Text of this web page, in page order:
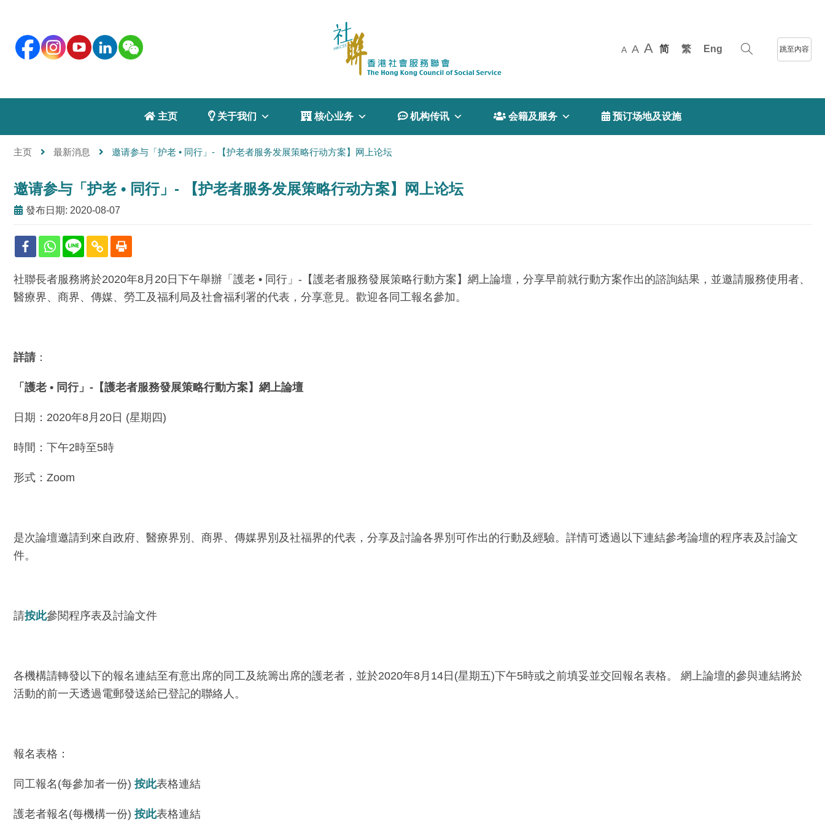
A A A 简 繁 Eng 跳至內容
 主页  关于我们  核心业务  机构传讯  会籍及服务  预订场地及设施
主页 最新消息 邀请参与「护老 • 同行」- 【护老者服务发展策略行动方案】网上论坛
邀请参与「护老 • 同行」- 【护老者服务发展策略行动方案】网上论坛
發布日期: 2020-08-07
社聯長者服務將於2020年8月20日下午舉辦「護老 • 同行」-【護老者服務發展策略行動方案】網上論壇，分享早前就行動方案作出的諮詢結果，並邀請服務使用者、
醫療界、商界、傳媒、勞工及福利局及社會福利署的代表，分享意見。歡迎各同工報名參加。
詳請：
「護老 • 同行」- 【護老者服務發展策略行動方案】網上論壇
日期：2020年8月20日 (星期四)
時間：下午2時至5時
形式：Zoom
是次論壇邀請到來自政府、醫療界別、商界、傳媒界別及社福界的代表，分享及討論各界別可作出的行動及經驗。詳情可透過以下連結參考論壇的程序表及討論文
件。
請按此參閱程序表及討論文件
各機構請轉發以下的報名連結至有意出席的同工及統籌出席的護老者，並於2020年8月14日(星期五)下午5時或之前填妥並交回報名表格。 網上論壇的參與連結將於
活動的前一天透過電郵發送給已登記的聯絡人。
報名表格：
同工報名(每參加者一份) 按此表格連結
護老者報名(每機構一份) 按此表格連結